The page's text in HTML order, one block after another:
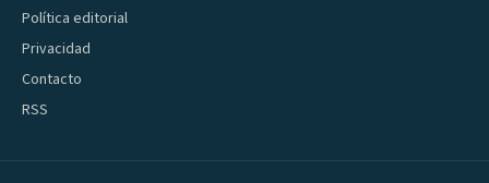
Política editorial
Privacidad
Contacto
RSS